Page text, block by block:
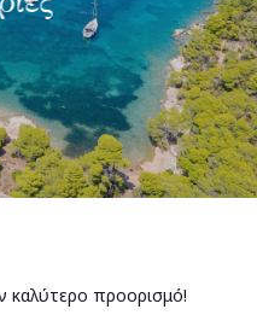
καλύτερο προορισμό!